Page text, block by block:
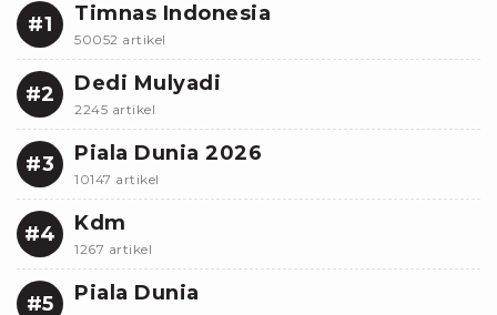
#1 Timnas Indonesia
50052 artikel
#2 Dedi Mulyadi
2245 artikel
#3 Piala Dunia 2026
10147 artikel
#4 Kdm
1267 artikel
#5 Piala Dunia